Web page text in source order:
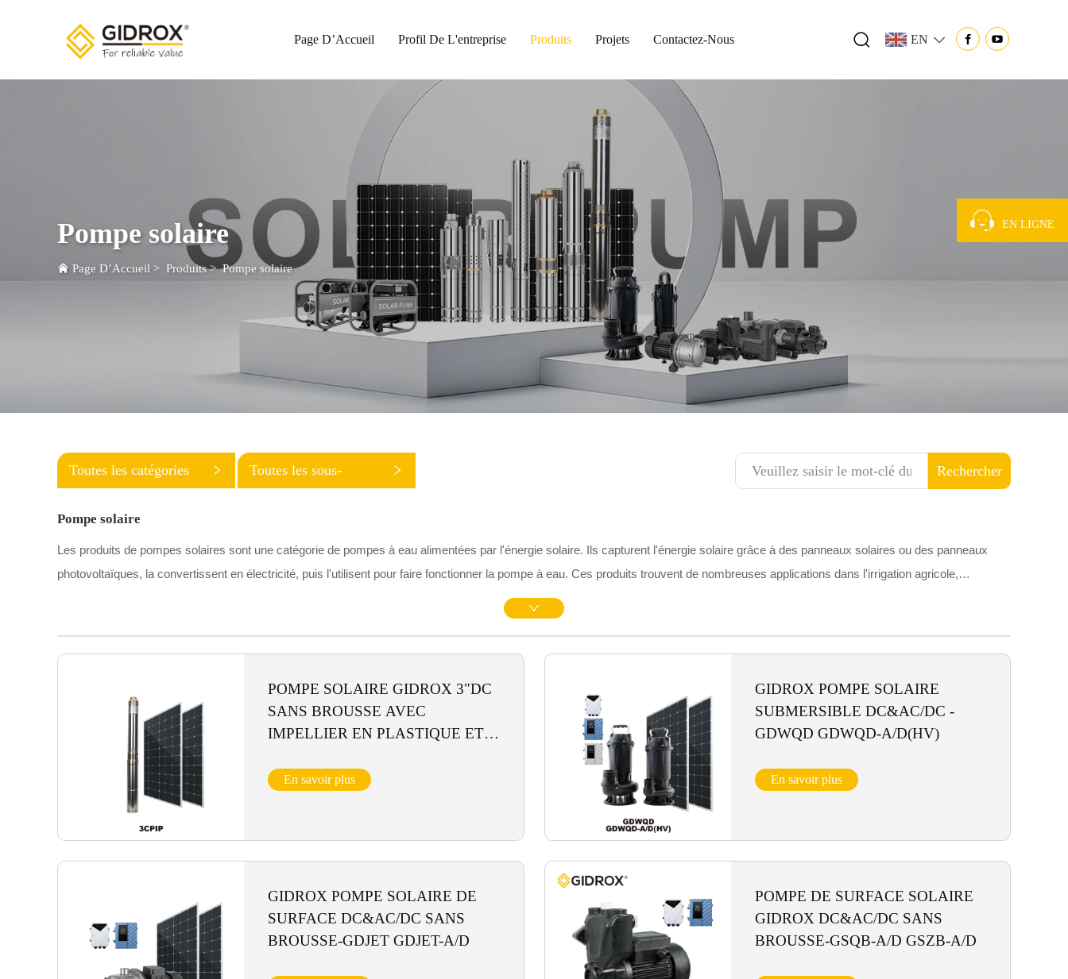
Page D’Accueil Profil De L'entreprise Produits Projets Contactez-Nous EN
Pompe solaire
Page D’Accueil > Produits>Pompe solaire
Toutes les catégories Toutes les sous- Rechercher
Pompe solaire
Les produits de pompes solaires sont une catégorie de pompes à eau alimentées par l'énergie solaire. Ils capturent l'énergie solaire grâce à des panneaux solaires ou des panneaux
photovoltaïques, la convertissent en électricité, puis l'utilisent pour faire fonctionner la pompe à eau. Ces produits trouvent de nombreuses applications dans l'irrigation agricole,
l'alimentation en eau domestique, la circulation de bassin, les fontaines décoratives et le traitement des eaux usées, entre autres. Les pompes solaires se distinguent par leurs
caractéristiques écologiques et économiques en énergie, car elles ne dépendent pas des sources d'énergie électrique traditionnelles, réduisant ainsi les coûts énergétiques et les
POMPE SOLAIRE GIDROX 3"DC
SANS BROUSSE AVEC
IMPELLIER EN PLASTIQUE ET
INTÉGRÉ-3CPIP
En savoir plus
GIDROX POMPE SOLAIRE
SUBMERSIBLE DC&AC/DC -
GDWQD GDWQD-A/D(HV)
En savoir plus
GIDROX POMPE SOLAIRE DE
SURFACE DC&AC/DC SANS
BROUSSE-GDJET GDJET-A/D
POMPE DE SURFACE SOLAIRE
GIDROX DC&AC/DC SANS
BROUSSE-GSQB-A/D GSZB-A/D
EN LIGNE